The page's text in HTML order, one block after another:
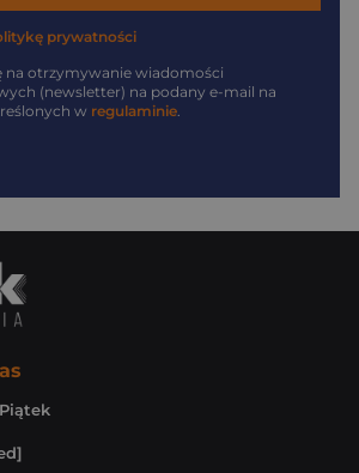
prywatności
na otrzymywanie wiadomości
(newsletter) na podany e-mail na
w regulaminie